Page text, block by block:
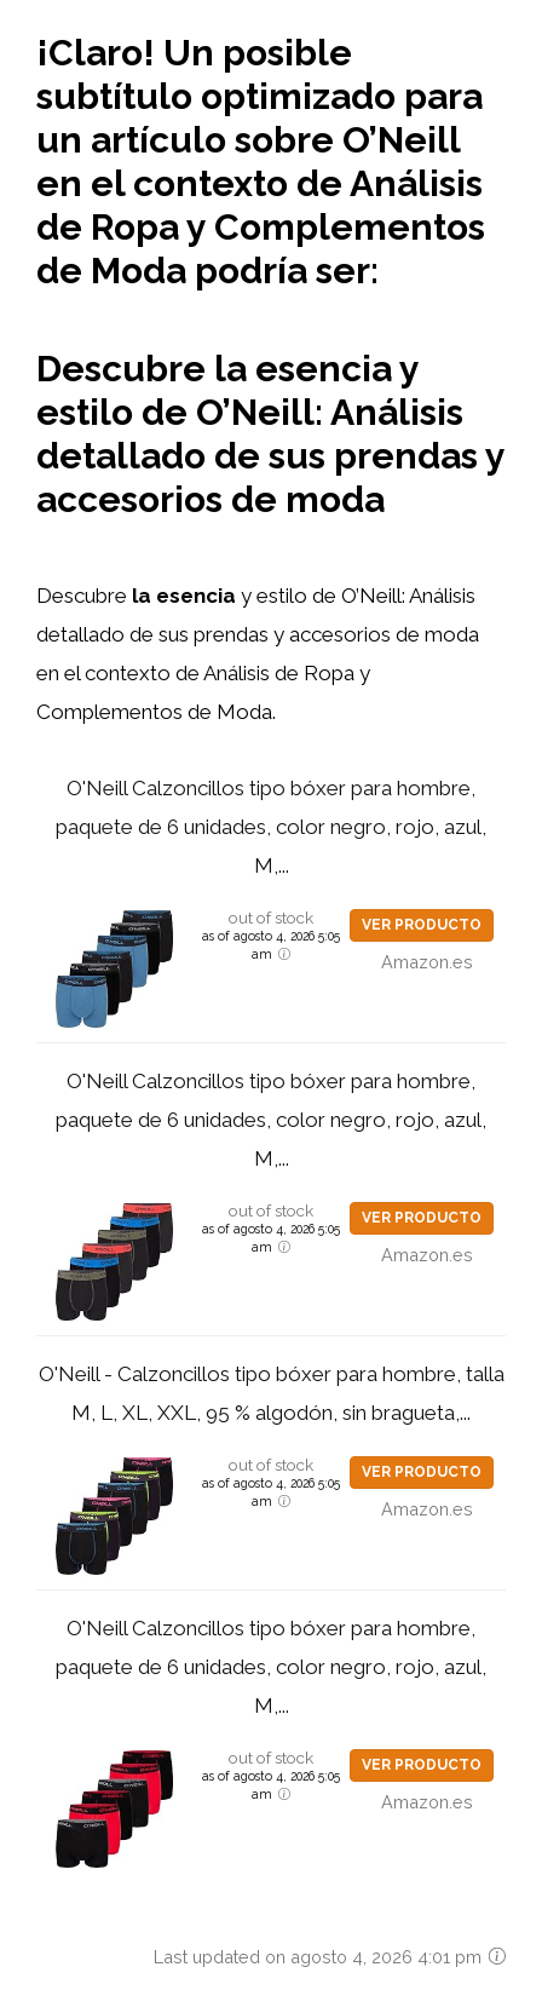
¡Claro! Un posible
subtítulo optimizado para
un artículo sobre O’Neill
en el contexto de Análisis
de Ropa y Complementos
de Moda podría ser:
Descubre la esencia y
estilo de O’Neill: Análisis
detallado de sus prendas y
accesorios de moda
Descubre la esencia y estilo de O’Neill: Análisis
detallado de sus prendas y accesorios de moda
en el contexto de Análisis de Ropa y
Complementos de Moda.
O'Neill Calzoncillos tipo bóxer para hombre,
paquete de 6 unidades, color negro, rojo, azul,
M,...
out of stock
as of agosto 4, 2026 5:05
am
VER PRODUCTO
Amazon.es
O'Neill Calzoncillos tipo bóxer para hombre,
paquete de 6 unidades, color negro, rojo, azul,
M,...
out of stock
as of agosto 4, 2026 5:05
am
VER PRODUCTO
Amazon.es
O'Neill - Calzoncillos tipo bóxer para hombre, talla
M, L, XL, XXL, 95 % algodón, sin bragueta,...
out of stock
as of agosto 4, 2026 5:05
am
VER PRODUCTO
Amazon.es
O'Neill Calzoncillos tipo bóxer para hombre,
paquete de 6 unidades, color negro, rojo, azul,
M,...
out of stock
as of agosto 4, 2026 5:05
am
VER PRODUCTO
Amazon.es
Last updated on agosto 4, 2026 4:01 pm